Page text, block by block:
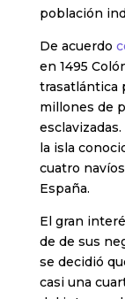
población
De acuerdo
en 1495
trasatlántica
millones de
la isla
cuatro
España.
El gran
de de sus
se decidió
casi una